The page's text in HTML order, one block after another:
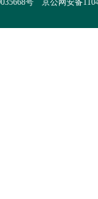
号 京公网安备